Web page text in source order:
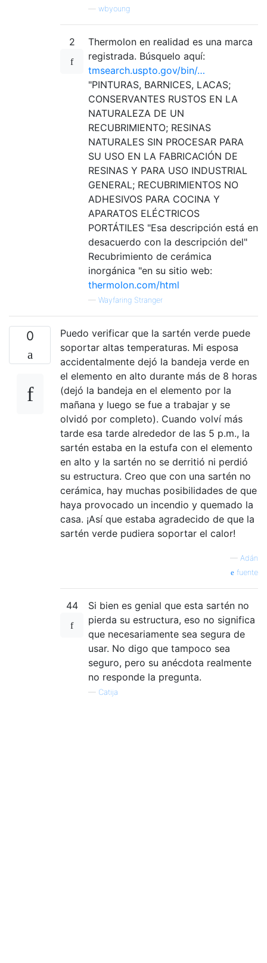
wbyoung
2
Thermolon en realidad es una marca
registrada. Búsquelo aquí:
tmsearch.uspto.gov/bin/…
"PINTURAS, BARNICES, LACAS;
CONSERVANTES RUSTOS EN LA
NATURALEZA DE UN
RECUBRIMIENTO; RESINAS
NATURALES SIN PROCESAR PARA
SU USO EN LA FABRICACIÓN DE
RESINAS Y PARA USO INDUSTRIAL
GENERAL; RECUBRIMIENTOS NO
ADHESIVOS PARA COCINA Y
APARATOS ELÉCTRICOS
PORTÁTILES "Esa descripción está en
desacuerdo con la descripción del"
Recubrimiento de cerámica
inorgánica "en su sitio web:
thermolon.com/html
— Wayfaring Stranger
0
Puedo verificar que la sartén verde puede
soportar altas temperaturas. Mi esposa
accidentalmente dejó la bandeja verde en
el elemento en alto durante más de 8 horas
(dejó la bandeja en el elemento por la
mañana y luego se fue a trabajar y se
olvidó por completo). Cuando volví más
tarde esa tarde alrededor de las 5 p.m., la
sartén estaba en la estufa con el elemento
en alto y la sartén no se derritió ni perdió
su estructura. Creo que con una sartén no
cerámica, hay muchas posibilidades de que
haya provocado un incendio y quemado la
casa. ¡Así que estaba agradecido de que la
sartén verde pudiera soportar el calor!
— Adán
fuente
44
Si bien es genial que esta sartén no
pierda su estructura, eso no significa
que necesariamente sea segura de
usar. No digo que tampoco sea
seguro, pero su anécdota realmente
no responde la pregunta.
— Catija